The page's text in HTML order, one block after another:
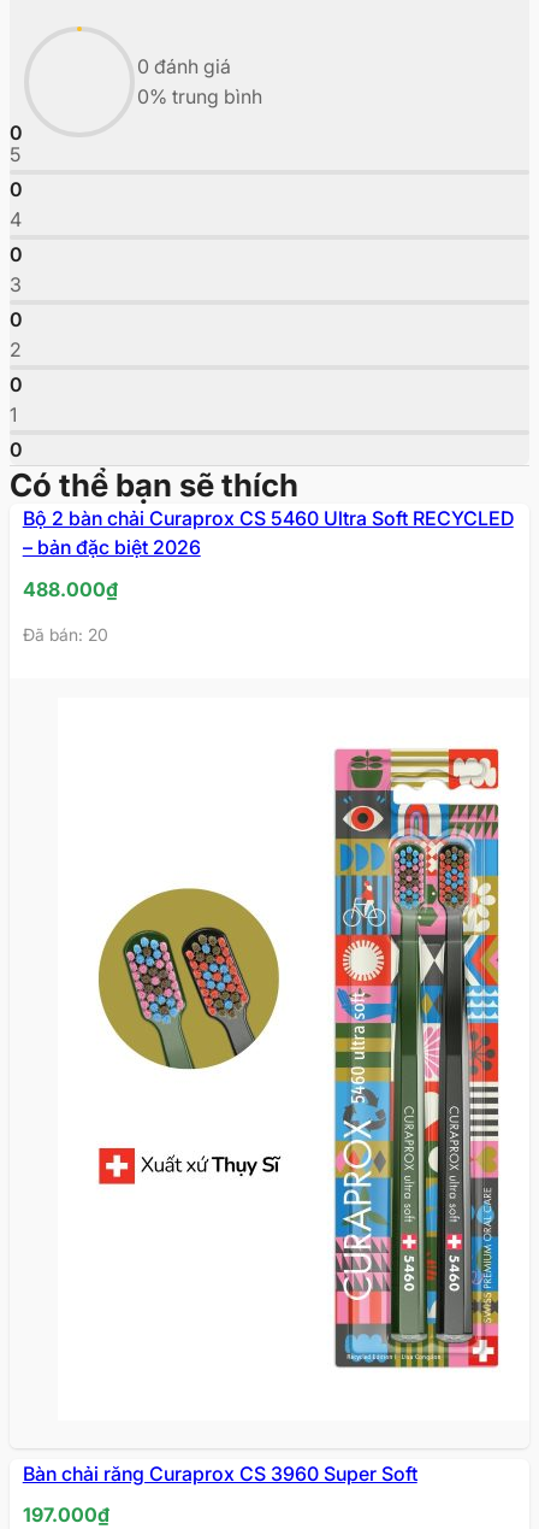
0
0 đánh giá
0% trung bình
5
0
4
0
3
0
2
0
1
0
Có thể bạn sẽ thích
Bộ 2 bàn chải Curaprox CS 5460 Ultra Soft RECYCLED
– bản đặc biệt 2026
488.000₫
Đã bán: 20
Bàn chải răng Curaprox CS 3960 Super Soft
197.000₫